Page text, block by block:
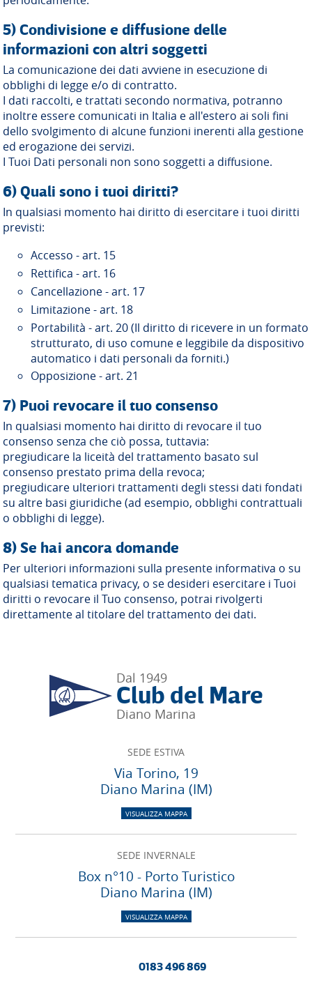
5) Condivisione e diffusione delle
informazioni con altri soggetti
La comunicazione dei dati avviene in esecuzione di
obblighi di legge e/o di contratto.
I dati raccolti, e trattati secondo normativa, potranno
inoltre essere comunicati in Italia e all'estero ai soli fini
dello svolgimento di alcune funzioni inerenti alla gestione
ed erogazione dei servizi.
I Tuoi Dati personali non sono soggetti a diffusione.
6) Quali sono i tuoi diritti?
In qualsiasi momento hai diritto di esercitare i tuoi diritti
previsti:
Accesso - art. 15
Rettifica - art. 16
Cancellazione - art. 17
Limitazione - art. 18
Portabilità - art. 20 (Il diritto di ricevere in un formato
strutturato, di uso comune e leggibile da dispositivo
automatico i dati personali da forniti.)
Opposizione - art. 21
7) Puoi revocare il tuo consenso
In qualsiasi momento hai diritto di revocare il tuo
consenso senza che ciò possa, tuttavia:
pregiudicare la liceità del trattamento basato sul
consenso prestato prima della revoca;
pregiudicare ulteriori trattamenti degli stessi dati fondati
su altre basi giuridiche (ad esempio, obblighi contrattuali
o obblighi di legge).
8) Se hai ancora domande
Per ulteriori informazioni sulla presente informativa o su
qualsiasi tematica privacy, o se desideri esercitare i Tuoi
diritti o revocare il Tuo consenso, potrai rivolgerti
direttamente al titolare del trattamento dei dati.
Dal 1949
Club del Mare
Diano Marina
SEDE ESTIVA
Via Torino, 19
Diano Marina (IM)
VISUALIZZA MAPPA
SEDE INVERNALE
Box n°10 - Porto Turistico
Diano Marina (IM)
VISUALIZZA MAPPA
0183 496 869